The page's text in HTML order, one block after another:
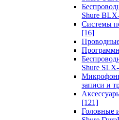
Shure
Системы
[16]
Shure
записи и
[121]
Головные